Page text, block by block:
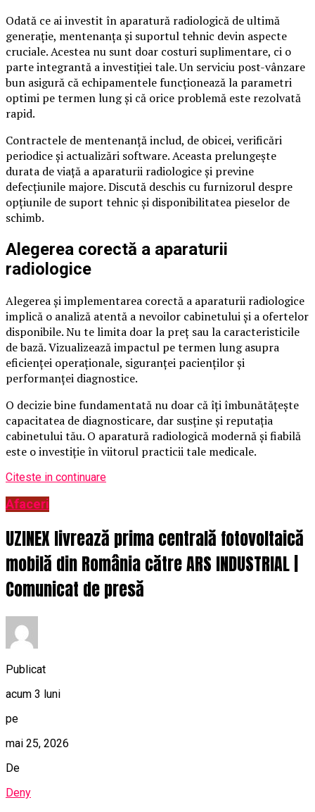
Odată ce ai investit în aparatură radiologică de ultimă
generație, mentenanța și suportul tehnic devin aspecte
cruciale. Acestea nu sunt doar costuri suplimentare, ci o
parte integrantă a investiției tale. Un serviciu post-vânzare
bun asigură că echipamentele funcționează la parametri
optimi pe termen lung și că orice problemă este rezolvată
rapid.
Contractele de mentenanță includ, de obicei, verificări
periodice și actualizări software. Aceasta prelungește
durata de viață a aparaturii radiologice și previne
defecțiunile majore. Discută deschis cu furnizorul despre
opțiunile de suport tehnic și disponibilitatea pieselor de
schimb.
Alegerea corectă a aparaturii
radiologice
Alegerea și implementarea corectă a aparaturii radiologice
implică o analiză atentă a nevoilor cabinetului și a ofertelor
disponibile. Nu te limita doar la preț sau la caracteristicile
de bază. Vizualizează impactul pe termen lung asupra
eficienței operaționale, siguranței pacienților și
performanței diagnostice.
O decizie bine fundamentată nu doar că îți îmbunătățește
capacitatea de diagnosticare, dar susține și reputația
cabinetului tău. O aparatură radiologică modernă și fiabilă
este o investiție în viitorul practicii tale medicale.
Citeste in continuare
Afaceri
UZINEX livrează prima centrală fotovoltaică
mobilă din România către ARS INDUSTRIAL |
Comunicat de presă
Publicat
acum 3 luni
pe
mai 25, 2026
De
Deny